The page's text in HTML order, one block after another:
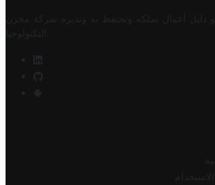
دليل أعمال تملكه وتحتفظ به وتديره
شركة مخزن
التكنولوجيا